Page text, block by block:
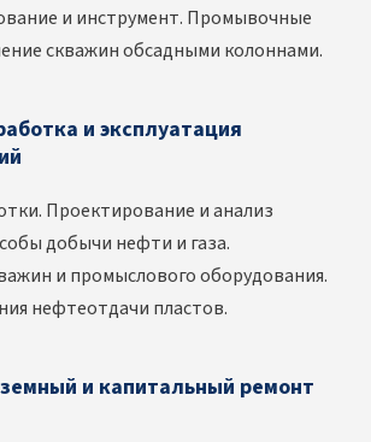
и инструмент. Промывочные
скважин обсадными колоннами.
и эксплуатация
Проектирование и анализ
добычи нефти и газа.
и промыслового оборудования.
нефтеотдачи пластов.
и капитальный ремонт